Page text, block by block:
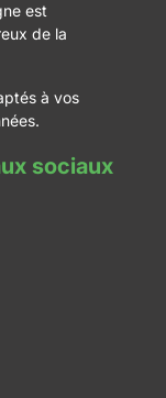
est
de la
à vos
sociaux